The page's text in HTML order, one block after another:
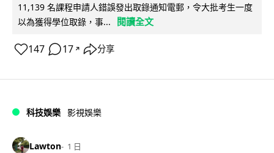
11,139 名課程申請人錯誤發出取錄通知電郵，令大批考生一度
以為獲得學位取錄，事...
閱讀全文
147 17 ↗ 分享
科技娛樂 影視娛樂
Lawton 1 日